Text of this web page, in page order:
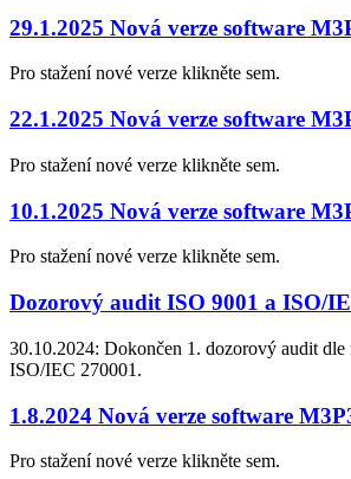
29.1.2025 Nová verze software
Pro stažení nové verze klikněte sem.
22.1.2025 Nová verze software
Pro stažení nové verze klikněte sem.
10.1.2025 Nová verze software
Pro stažení nové verze klikněte sem.
Dozorový audit ISO 9001 a ISO/
30.10.2024: Dokončen 1. dozorový audit dle
ISO/IEC 270001.
1.8.2024 Nová verze software
Pro stažení nové verze klikněte sem.